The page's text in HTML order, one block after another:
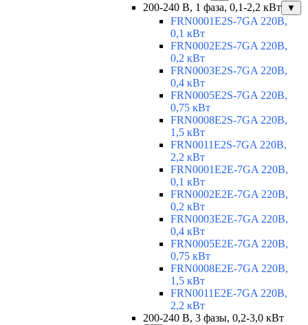
200-240 В, 1 фаза, 0,1-2,2 кВт ▼
FRN0001E2S-7GA 220В,
0,1 кВт
FRN0002E2S-7GA 220В,
0,2 кВт
FRN0003E2S-7GA 220В,
0,4 кВт
FRN0005E2S-7GA 220В,
0,75 кВт
FRN0008E2S-7GA 220В,
1,5 кВт
FRN0011E2S-7GA 220В,
2,2 кВт
FRN0001E2E-7GA 220В,
0,1 кВт
FRN0002E2E-7GA 220В,
0,2 кВт
FRN0003E2E-7GA 220В,
0,4 кВт
FRN0005E2E-7GA 220В,
0,75 кВт
FRN0008E2E-7GA 220В,
1,5 кВт
FRN0011E2E-7GA 220В,
2,2 кВт
200-240 В, 3 фазы, 0,2-3,0 кВт